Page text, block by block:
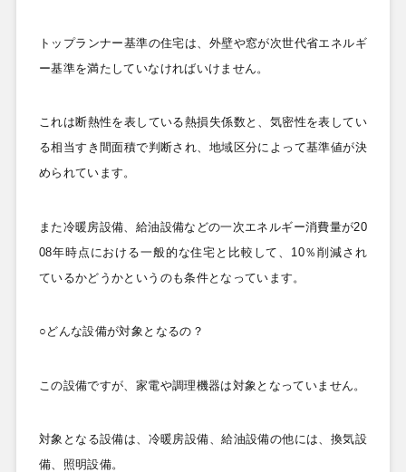
トップランナー基準の住宅は、外壁や窓が次世代省エネルギ
ー基準を満たしていなければいけません。
これは断熱性を表している熱損失係数と、気密性を表してい
る相当すき間面積で判断され、地域区分によって基準値が決
められています。
また冷暖房設備、給油設備などの一次エネルギー消費量が20
08年時点における一般的な住宅と比較して、10％削減され
ているかどうかというのも条件となっています。
○どんな設備が対象となるの？
この設備ですが、家電や調理機器は対象となっていません。
対象となる設備は、冷暖房設備、給油設備の他には、換気設
備、照明設備。